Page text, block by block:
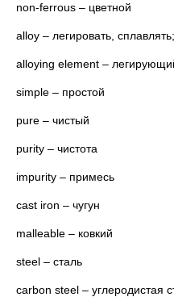
non-ferrous – цветной
alloy – легировать,
alloying element –
simple – простой
pure – чистый
purity – чистота
impurity – примесь
cast iron – чугун
malleable – ковкий
steel – сталь
carbon steel – углеродистая